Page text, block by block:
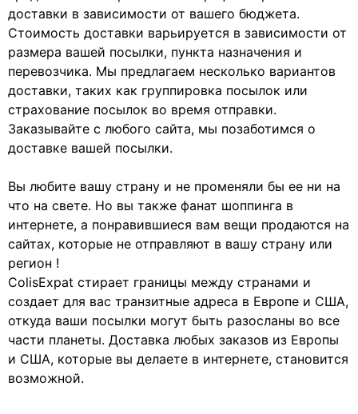
доставки в зависимости от вашего бюджета.
Стоимость доставки варьируется в зависимости от
размера вашей посылки, пункта назначения и
перевозчика. Мы предлагаем несколько вариантов
доставки, таких как группировка посылок или
страхование посылок во время отправки.
Заказывайте с любого сайта, мы позаботимся о
доставке вашей посылки.
Вы любите вашу страну и не променяли бы ее ни на
что на свете. Но вы также фанат шоппинга в
интернете, а понравившиеся вам вещи продаются на
сайтах, которые не отправляют в вашу страну или
регион !
ColisExpat стирает границы между странами и
создает для вас транзитные адреса в Европе и США,
откуда ваши посылки могут быть разосланы во все
части планеты. Доставка любых заказов из Европы
и США, которые вы делаете в интернете, становится
возможной.